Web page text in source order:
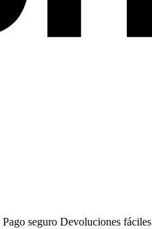
Pago seguro Devoluciones fáciles